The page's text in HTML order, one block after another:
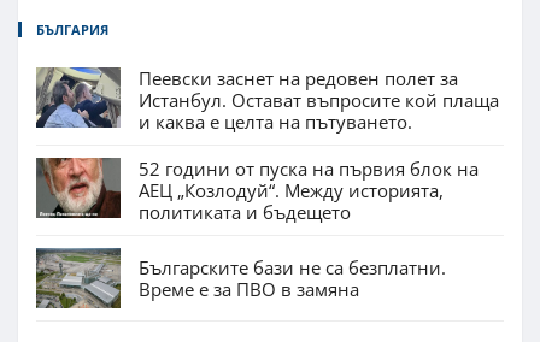
БЪЛГАРИЯ
Пеевски заснет на редовен полет за
Истанбул. Остават въпросите кой плаща
и каква е целта на пътуването.
52 години от пуска на първия блок на
АЕЦ „Козлодуй“. Между историята,
политиката и бъдещето
Българските бази не са безплатни.
Време е за ПВО в замяна